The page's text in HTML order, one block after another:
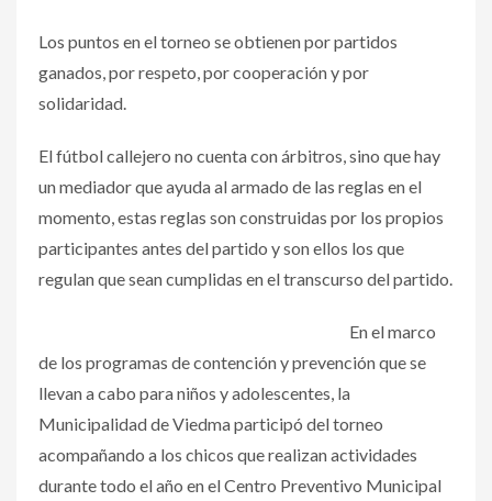
Los puntos en el torneo se obtienen por partidos
ganados, por respeto, por cooperación y por
solidaridad.
El fútbol callejero no cuenta con árbitros, sino que hay
un mediador que ayuda al armado de las reglas en el
momento, estas reglas son construidas por los propios
participantes antes del partido y son ellos los que
regulan que sean cumplidas en el transcurso del partido.
En el marco
de los programas de contención y prevención que se
llevan a cabo para niños y adolescentes, la
Municipalidad de Viedma participó del torneo
acompañando a los chicos que realizan actividades
durante todo el año en el Centro Preventivo Municipal